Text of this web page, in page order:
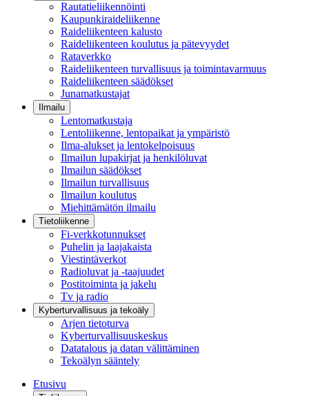
Rautatieliikennöinti
Kaupunkiraideliikenne
Raideliikenteen kalusto
Raideliikenteen koulutus ja pätevyydet
Rataverkko
Raideliikenteen turvallisuus ja toimintavarmuus
Raideliikenteen säädökset
Junamatkustajat
Ilmailu
Lentomatkustaja
Lentoliikenne, lentopaikat ja ympäristö
Ilma-alukset ja lentokelpoisuus
Ilmailun lupakirjat ja henkilöluvat
Ilmailun säädökset
Ilmailun turvallisuus
Ilmailun koulutus
Miehittämätön ilmailu
Tietoliikenne
Fi-verkkotunnukset
Puhelin ja laajakaista
Viestintäverkot
Radioluvat ja -taajuudet
Postitoiminta ja jakelu
Tv ja radio
Kyberturvallisuus ja tekoäly
Arjen tietoturva
Kyberturvallisuuskeskus
Datatalous ja datan välittäminen
Tekoälyn sääntely
Etusivu